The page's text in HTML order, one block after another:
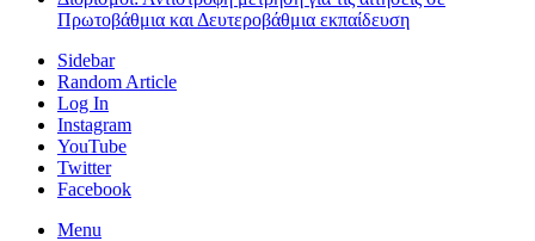
Πρωτοβάθμια και Δευτεροβάθμια εκπαίδευση
Sidebar
Random Article
Log In
Instagram
YouTube
Twitter
Facebook
Menu